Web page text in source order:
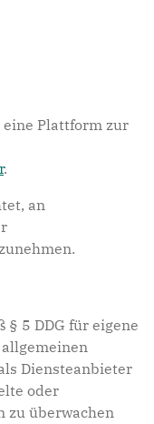
Plattform zur
.
an
5 DDG für eigene
Diensteanbieter
oder
zu überwachen